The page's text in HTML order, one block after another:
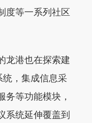
度等一系列社区
港也在探索建
统，集成信息采
务等功能模块，
系统延伸覆盖到